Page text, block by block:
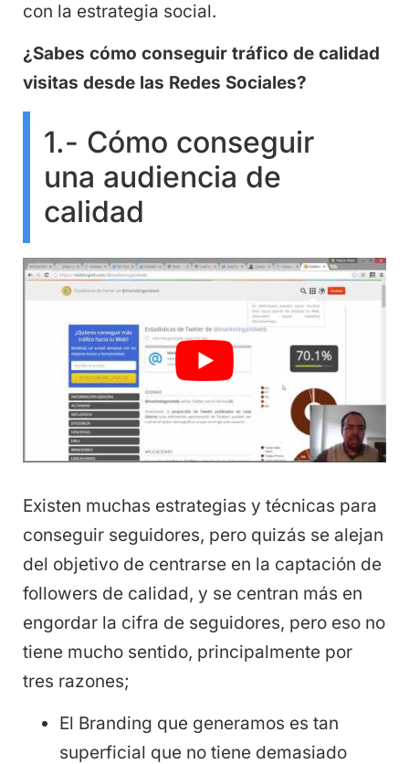
con la estrategia social.
¿Sabes cómo conseguir tráfico de calidad
visitas desde las Redes Sociales?
1.- Cómo conseguir
una audiencia de
calidad
Existen muchas estrategias y técnicas para
conseguir seguidores, pero quizás se alejan
del objetivo de centrarse en la captación de
followers de calidad, y se centran más en
engordar la cifra de seguidores, pero eso no
tiene mucho sentido, principalmente por
tres razones;
El Branding que generamos es tan
superficial que no tiene demasiado